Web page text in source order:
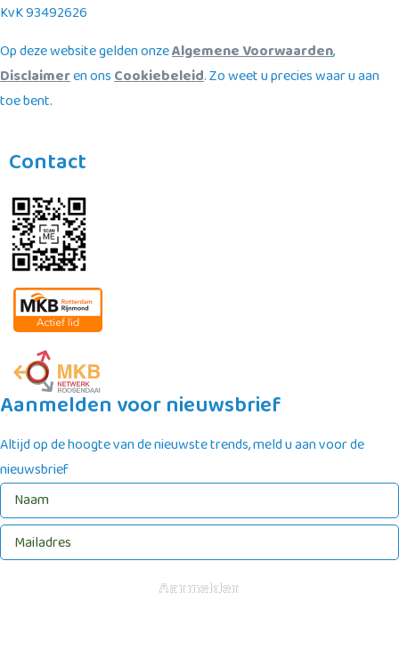
KvK 93492626
Op deze website gelden onzeAlgemene Voorwaarden,
Disclaimeren onsCookiebeleid. Zo weet u precies waar u aan
toe bent.
Contact
Aanmelden voor nieuwsbrief
Altijd op de hoogte van de nieuwste trends, meld u aan voor de
nieuwsbrief
Aanmelden